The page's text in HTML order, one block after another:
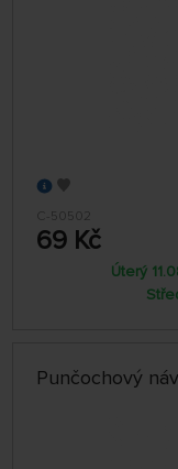
C-50502
69 Kč
Úterý
Punčochový